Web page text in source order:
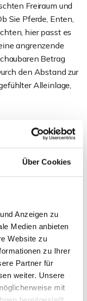
Über Cookies
Anzeigen zu
Medien anbieten
Website zu
zu Ihrer
Partner für
weiter. Unsere
mit
Freiraum und
Sie Pferde, Enten,
hier passt es
angrenzende
Betrag
den Abstand zur
Alleinlage,
Entscheiden Sie
uns, Ihnen
einem